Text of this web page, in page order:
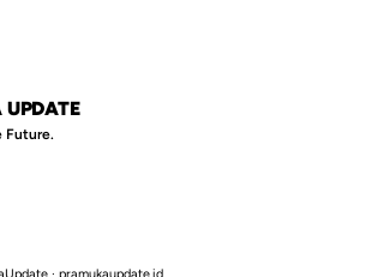
Future.
· pramukaupdate.id